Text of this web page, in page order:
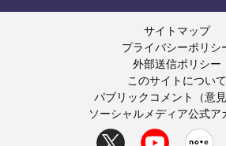
サイトマップ
プライバシーポリシ
外部送信ポリシー
このサイトについて
パブリックコメント（意見
ソーシャルメディア公式ア